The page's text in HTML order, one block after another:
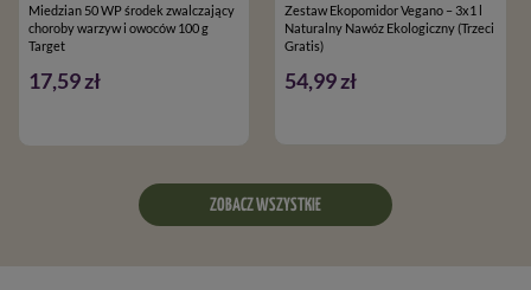
Miedzian 50 WP środek zwalczający
choroby warzyw i owoców 100 g
Target
17,59 zł
Zestaw Ekopomidor Vegano – 3x1 l
Naturalny Nawóz Ekologiczny (Trzeci
Gratis)
54,99 zł
ZOBACZ WSZYSTKIE